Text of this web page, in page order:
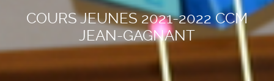
COURS JEUNES 2021-2022 CCM
JEAN-GAGNANT